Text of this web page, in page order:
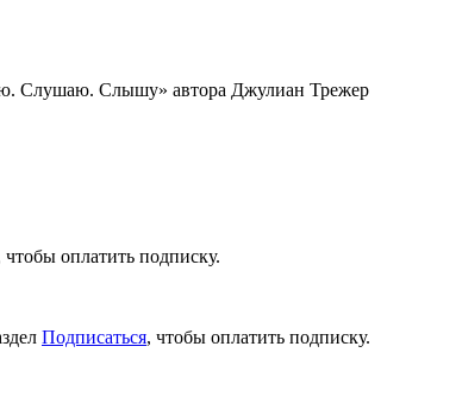
Слушаю. Слышу» автора Джулиан Трежер
чтобы оплатить подписку.
Подписаться, чтобы оплатить подписку.